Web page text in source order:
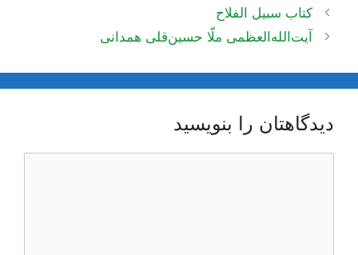
ناوبری
نوشته‌ها
كتاب سبيل الفلاح
آیت‌الله‌العظمی ملّا حسین‌قلی همدانی
دیدگاهتان را بنویسید